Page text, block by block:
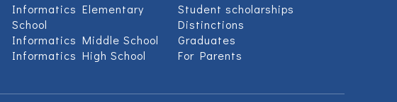
Informatics Elementary
School
Informatics Middle School
Informatics High School
Student scholarships
Distinctions
Graduates
For Parents